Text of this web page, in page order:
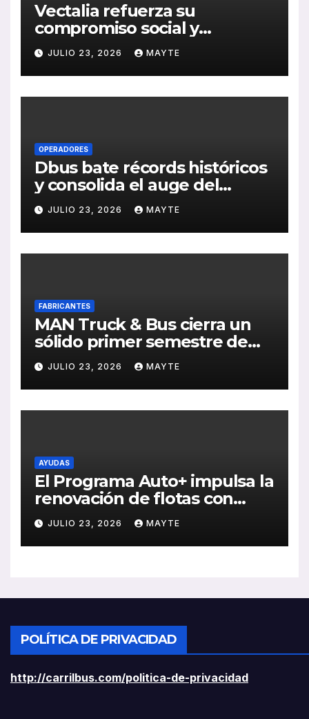
Vectalia refuerza su
compromiso social y
medioambiental con la
publicación de su Memoria
de RSC 2025
JULIO 23, 2026 MAYTE
OPERADORES
Dbus bate récords históricos
y consolida el auge del
transporte público en San
Sebastián
JULIO 23, 2026 MAYTE
FABRICANTES
MAN Truck & Bus cierra un
sólido primer semestre de
2026 con crecimiento en
ventas, pedidos y
rentabilidad
JULIO 23, 2026 MAYTE
AYUDAS
El Programa Auto+ impulsa la
renovación de flotas con
ayudas a vehículos eléctricos
ligeros
JULIO 23, 2026 MAYTE
POLÍTICA DE PRIVACIDAD
http://carrilbus.com/politica-de-privacidad